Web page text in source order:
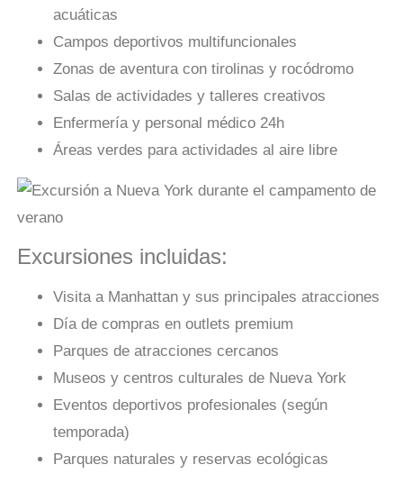
acuáticas
Campos deportivos multifuncionales
Zonas de aventura con tirolinas y rocódromo
Salas de actividades y talleres creativos
Enfermería y personal médico 24h
Áreas verdes para actividades al aire libre
Excursiones incluidas:
Visita a Manhattan y sus principales atracciones
Día de compras en outlets premium
Parques de atracciones cercanos
Museos y centros culturales de Nueva York
Eventos deportivos profesionales (según
temporada)
Parques naturales y reservas ecológicas